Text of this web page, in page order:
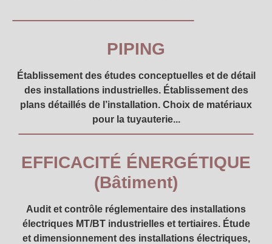
PIPING
Établissement des études conceptuelles et de détail
des installations industrielles. Établissement des
plans détaillés de l’installation. Choix de matériaux
pour la tuyauterie...
EFFICACITÉ ÉNERGÉTIQUE
(Bâtiment)
Audit et contrôle réglementaire des installations
électriques MT/BT industrielles et tertiaires. Étude
et dimensionnement des installations électriques,